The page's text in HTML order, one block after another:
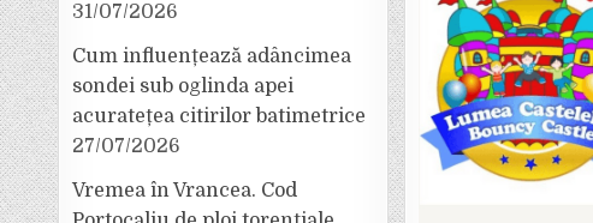
31/07/2026
Cum influențează adâncimea
sondei sub oglinda apei
acuratețea citirilor batimetrice
27/07/2026
Vremea în Vrancea. Cod